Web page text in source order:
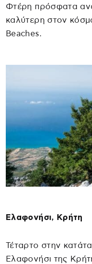
Φτέρη πρόσφατα
καλύτερη στον
Beaches.
Ελαφονήσι, Κρήτη
Τέταρτο στην
Ελαφονήσι της